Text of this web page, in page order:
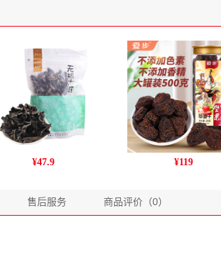
姚朵朵无根木耳 南北菌菇
¥47.9 爱步罐装草莓干500克
¥119
售后服务 商品评价（0）